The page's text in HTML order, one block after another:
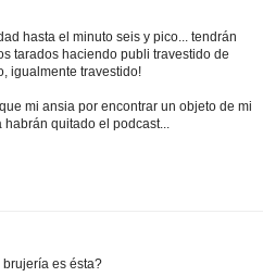
hasta el minuto seis y pico... tendrán
tarados haciendo publi travestido de
igualmente travestido!
mi ansia por encontrar un objeto de mi
quitado el podcast...
es ésta?